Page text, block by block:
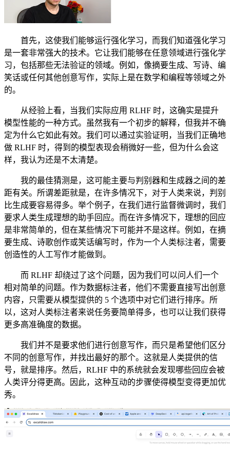
首先，这使我们能够运行强化学习，而我们知道强化学习
是一套非常强大的技术。它让我们能够在任意领域进行强化学
习，包括那些无法验证的领域。例如，像摘要生成、写诗、编
笑话或任何其他创意写作，实际上是在数学和编程等领域之外
的。
从经验上看，当我们实际应用 RLHF 时，这确实是提升
模型性能的一种方式。虽然我有一个初步的解释，但我并不确
定为什么它如此有效。我们可以通过实验证明，当我们正确地
做 RLHF 时，得到的模型表现会稍微好一些，但为什么会这
样，我认为还是不太清楚。
我的最佳猜测是，这可能主要与判别器和生成器之间的差
距有关。所谓差距就是，在许多情况下，对于人类来说，判别
比生成要容易得多。举个例子，在我们进行监督微调时，我们
要求人类生成理想的助手回应。而在许多情况下，理想的回应
是非常简单的，但在某些情况下可能并不是这样。例如，在摘
要生成、诗歌创作或笑话编写时，作为一个人类标注者，需要
创造性的人工写作才能做到。
而 RLHF 却绕过了这个问题，因为我们可以问人们一个
相对简单的问题。作为数据标注者，他们不需要直接写出创意
内容，只需要从模型提供的 5 个选项中对它们进行排序。所
以，这对人类标注者来说任务要简单得多，也可以让我们获得
更多高准确度的数据。
我们并不是要求他们进行创意写作，而只是希望他们区分
不同的创意写作，并找出最好的那个。这就是人类提供的信
号，就是排序。然后，RLHF 中的系统就会发现哪些回应会被
人类评分得更高。因此，这种互动的步骤使得模型变得更加优
秀。